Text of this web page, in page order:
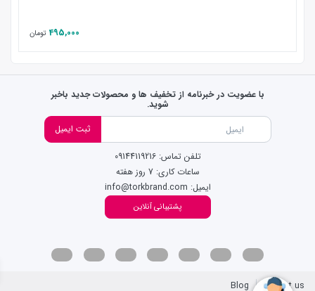
495,000 تومان
با عضویت در خبرنامه از تخفیف ها و محصولات جدید باخبر
شوید.
ثبت ایمیل
پشتیبانی آنلاین
تلفن تماس: 09144119216
ساعات کاری: 7 روز هفته
ایمیل: info@torkbrand.com
Contact us
Blog